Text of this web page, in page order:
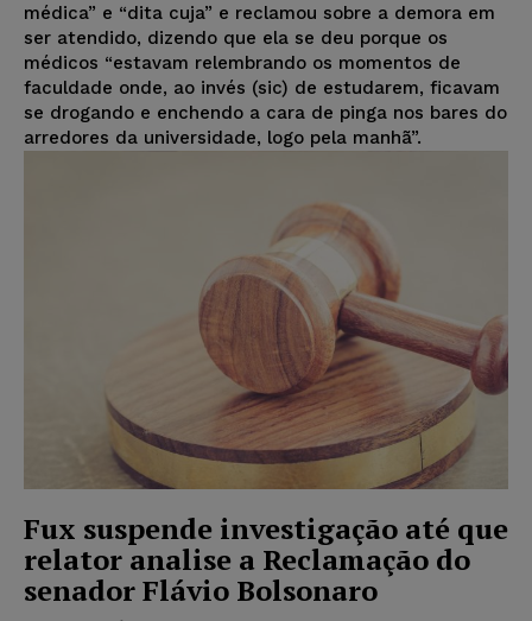
médica” e “dita cuja” e reclamou sobre a demora em
ser atendido, dizendo que ela se deu porque os
médicos “estavam relembrando os momentos de
faculdade onde, ao invés (sic) de estudarem, ficavam
se drogando e enchendo a cara de pinga nos bares do
arredores da universidade, logo pela manhã”.
Fux suspende investigação até que
relator analise a Reclamação do
senador Flávio Bolsonaro